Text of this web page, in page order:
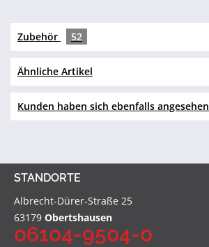
Zubehör 52
Ähnliche Artikel
Kunden haben sich ebenfalls angesehen
STANDORTE
Albrecht-Dürer-Straße 25
63179 Obertshausen
06104-9504-0